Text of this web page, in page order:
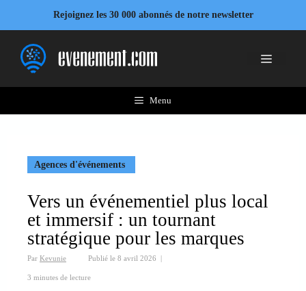
contenu
Rejoignez les 30 000 abonnés de notre newsletter
Menu
Menu
Agences d'événements
Vers un événementiel plus local
et immersif : un tournant
stratégique pour les marques
Par Kevunie Publié le 8 avril 2026 |
3 minutes de lecture